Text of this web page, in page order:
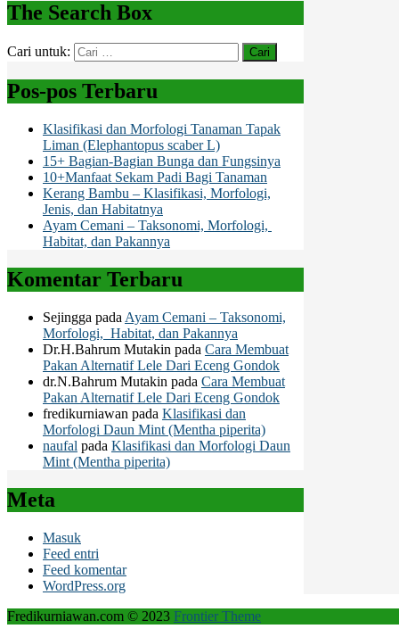
The Search Box
Cari untuk:
Pos-pos Terbaru
Klasifikasi dan Morfologi Tanaman Tapak
Liman (Elephantopus scaber L)
15+ Bagian-Bagian Bunga dan Fungsinya
10+Manfaat Sekam Padi Bagi Tanaman
Kerang Bambu – Klasifikasi, Morfologi,
Jenis, dan Habitatnya
Ayam Cemani – Taksonomi, Morfologi,
Habitat, dan Pakannya
Komentar Terbaru
Sejingga pada Ayam Cemani – Taksonomi,
Morfologi, Habitat, dan Pakannya
Dr.H.Bahrum Mutakin pada Cara Membuat
Pakan Alternatif Lele Dari Eceng Gondok
dr.N.Bahrum Mutakin pada Cara Membuat
Pakan Alternatif Lele Dari Eceng Gondok
fredikurniawan pada Klasifikasi dan
Morfologi Daun Mint (Mentha piperita)
naufal pada Klasifikasi dan Morfologi Daun
Mint (Mentha piperita)
Meta
Masuk
Feed entri
Feed komentar
WordPress.org
Fredikurniawan.com © 2023 Frontier Theme